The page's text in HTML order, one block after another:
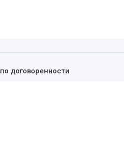
по договоренности